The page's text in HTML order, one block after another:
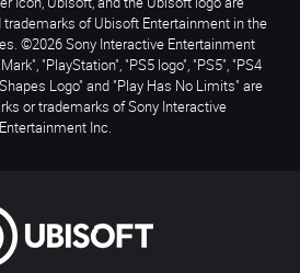
of Ubisoft Entertainment in the
©2026 Sony Interactive Entertainment
"PlayStation", "PS5 logo", "PS5", "PS4
Logo" and "Play Has No Limits" are
or trademarks of Sony Interactive
Entertainment Inc.